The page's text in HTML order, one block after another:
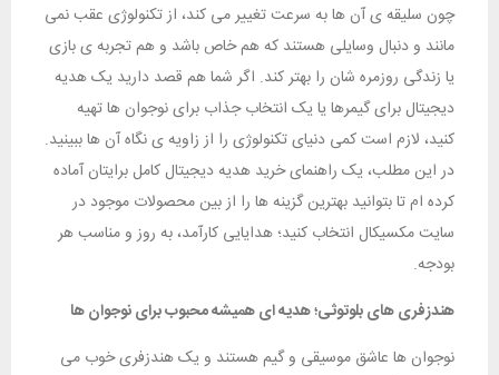
چون سلیقه‌ ی آن‌ ها به سرعت تغییر می‌ کند، از تکنولوژی عقب نمی‌
مانند و دنبال وسایلی هستند که هم خاص باشد و هم تجربه‌ ی بازی
یا زندگی روزمره‌ شان را بهتر کند. اگر شما هم قصد دارید یک هدیه
دیجیتال برای گیمرها یا یک انتخاب جذاب برای نوجوان ‌ها تهیه
کنید، لازم است کمی دنیای تکنولوژی را از زاویه‌ ی نگاه آن‌ ها ببینید.
در این مطلب، یک راهنمای خرید هدیه دیجیتال کامل برایتان آماده
کرده‌ ام تا بتوانید بهترین گزینه‌ ها را از بین محصولات موجود در
سایت مکسیکال انتخاب کنید؛ هدایایی کارآمد، به ‌روز و مناسب هر
بودجه.
هندزفری‌ های بلوتوثی؛ هدیه‌ ای همیشه محبوب برای نوجوان‌ ها
نوجوان‌ ها عاشق موسیقی و گیم هستند و یک هندزفری خوب می‌